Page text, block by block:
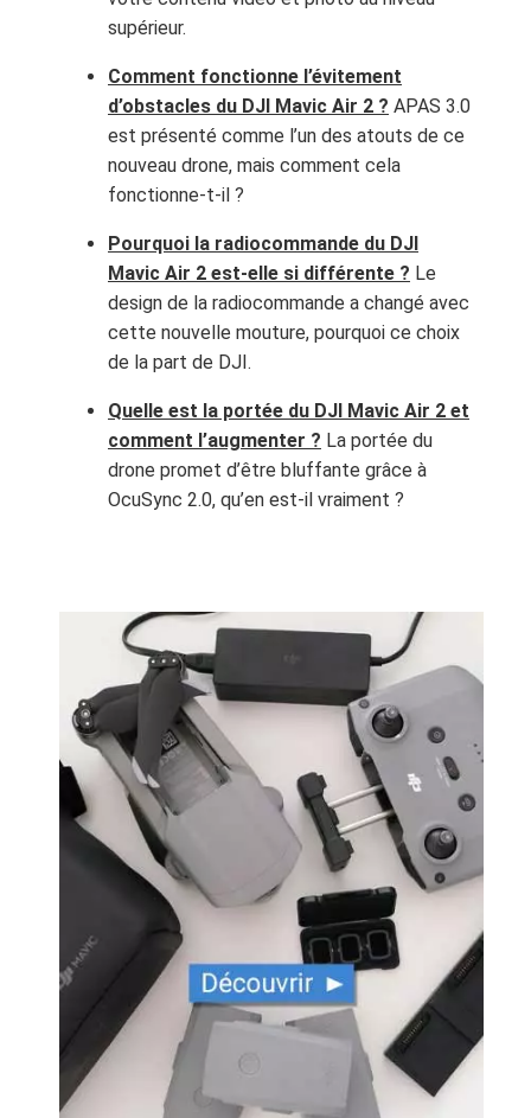
supérieur.
Comment fonctionne l’évitement
d’obstacles du DJI Mavic Air 2 ? APAS 3.0
est présenté comme l’un des atouts de ce
nouveau drone, mais comment cela
fonctionne-t-il ?
Pourquoi la radiocommande du DJI
Mavic Air 2 est-elle si différente ? Le
design de la radiocommande a changé avec
cette nouvelle mouture, pourquoi ce choix
de la part de DJI.
Quelle est la portée du DJI Mavic Air 2 et
comment l’augmenter ? La portée du
drone promet d’être bluffante grâce à
OcuSync 2.0, qu’en est-il vraiment ?